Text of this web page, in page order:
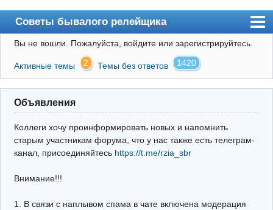
Советы бывалого релейщика
Форум
Правила
Поиск
Регистрация
Архив
Почта
Поиск релейщика
Вы не вошли. Пожалуйста, войдите или зарегистрируйтесь.
Активные темы 2 Темы без ответов 1420
Объявления
Коллеги хочу проинформировать новых и напомнить
старым участникам форума, что у нас также есть телеграм-
канал, присоединяйтесь https://t.me/rzia_sbr
Внимание!!!
1. В связи с наплывом спама в чате включена модерация